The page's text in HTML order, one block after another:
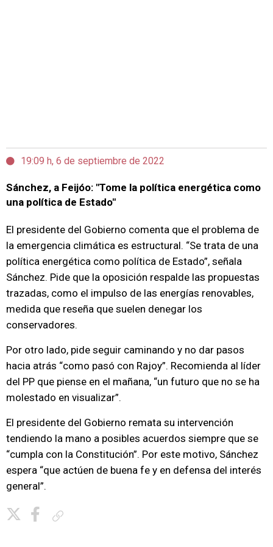
19:09 h, 6 de septiembre de 2022
Sánchez, a Feijóo: "Tome la política energética como
una política de Estado"
El presidente del Gobierno comenta que el problema de
la emergencia climática es estructural. “Se trata de una
política energética como política de Estado”, señala
Sánchez. Pide que la oposición respalde las propuestas
trazadas, como el impulso de las energías renovables,
medida que reseña que suelen denegar los
conservadores.
Por otro lado, pide seguir caminando y no dar pasos
hacia atrás “como pasó con Rajoy”. Recomienda al líder
del PP que piense en el mañana, “un futuro que no se ha
molestado en visualizar”.
El presidente del Gobierno remata su intervención
tendiendo la mano a posibles acuerdos siempre que se
“cumpla con la Constitución”. Por este motivo, Sánchez
espera “que actúen de buena fe y en defensa del interés
general”.